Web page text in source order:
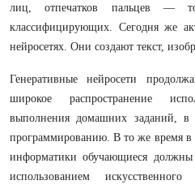
лиц, отпечатков пальцев —
классифицирующих. Сегодня же
нейросетях. Они создают текст,
Генеративные нейросети
широкое распространение
выполнения домашних заданий,
программированию. В то же время в
информатики обучающиеся
использованием